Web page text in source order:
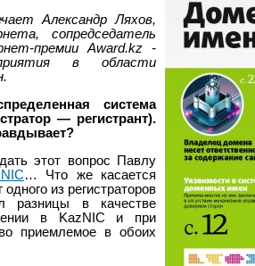
Александр Ляхов,
сопредседатель
премии Award.kz -
в области
система
— регистрант).
этот вопрос Павлу
… Что же касается
из регистраторов
в качестве
в KazNIC и при
приемлемое в обоих